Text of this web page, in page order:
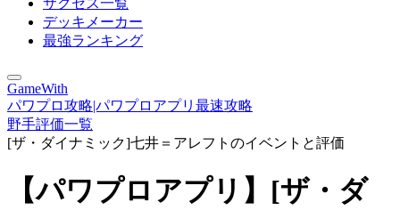
サクセス一覧
デッキメーカー
最強ランキング
GameWith
パワプロ攻略|パワプロアプリ最速攻略
野手評価一覧
[ザ・ダイナミック]七井＝アレフトのイベントと評価
【パワプロアプリ】[ザ・ダ